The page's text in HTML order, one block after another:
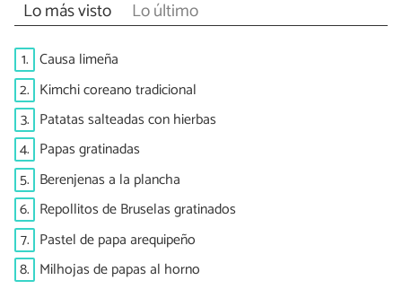
Lo más visto Lo último
1. Causa limeña
2. Kimchi coreano tradicional
3. Patatas salteadas con hierbas
4. Papas gratinadas
5. Berenjenas a la plancha
6. Repollitos de Bruselas gratinados
7. Pastel de papa arequipeño
8. Milhojas de papas al horno